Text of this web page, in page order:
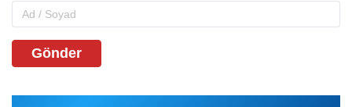
Gönder